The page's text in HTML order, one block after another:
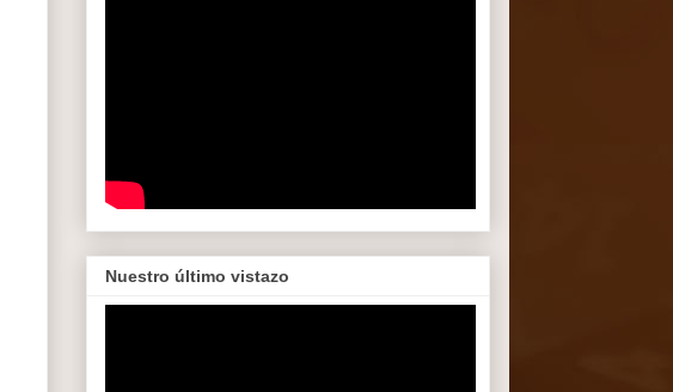
Nuestro último vistazo